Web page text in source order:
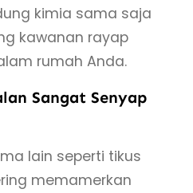
kimia sama saja
kawanan rayap
rumah Anda.
Sangat Senyap
lain seperti tikus
memamerkan